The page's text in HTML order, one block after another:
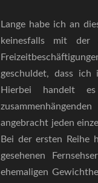
Lange habe ich an
keinesfalls mit der
geschuldet, dass ich
Hierbei handelt
angebracht jeden
Bei der ersten Reihe
gesehenen
ehemaligen